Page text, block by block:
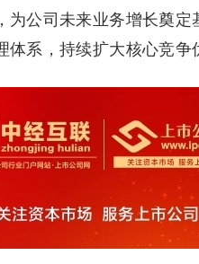
为公司未来业务增长奠
系，持续扩大核心竞争